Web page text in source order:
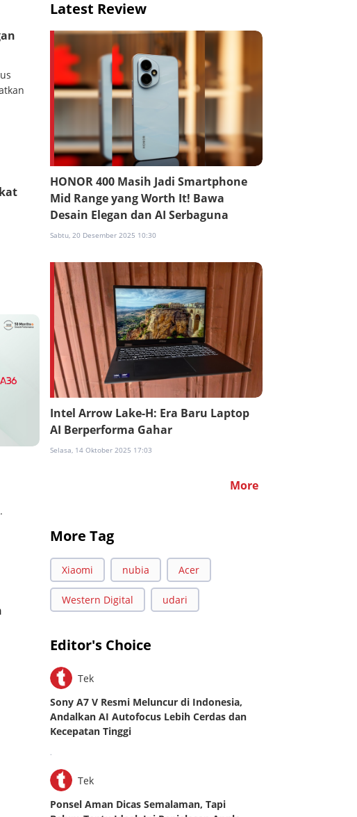
Latest Review
HONOR 400 Masih Jadi Smartphone
Mid Range yang Worth It! Bawa
Desain Elegan dan AI Serbaguna
Sabtu, 20 Desember 2025 10:30
Intel Arrow Lake-H: Era Baru Laptop
AI Berperforma Gahar
Selasa, 14 Oktober 2025 17:03
More
More Tag
Xiaomi nubia Acer
Western Digital udari
Editor's Choice
Tek
Sony A7 V Resmi Meluncur di Indonesia,
Andalkan AI Autofocus Lebih Cerdas dan
Kecepatan Tinggi
.
Tek
Ponsel Aman Dicas Semalaman, Tapi